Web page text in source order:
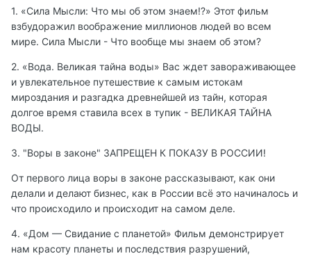
1. «Сила Мысли: Что мы об этом знаем!?» Этот фильм
взбудоражил воображение миллионов людей во всем
мире. Сила Мысли - Что вообще мы знаем об этом?
2. «Вода. Великая тайна воды» Вас ждет завораживающее
и увлекательное путешествие к самым истокам
мироздания и разгадка древнейшей из тайн, которая
долгое время ставила всех в тупик - ВЕЛИКАЯ ТАЙНА
ВОДЫ.
3. "Воры в законе" ЗАПРЕЩЕН К ПОКАЗУ В РОССИИ!
От первого лица воры в законе рассказывают, как они
делали и делают бизнес, как в России всё это начиналось и
что происходило и происходит на самом деле.
4. «Дом — Свидание с планетой» Фильм демонстрирует
нам красоту планеты и последствия разрушений,